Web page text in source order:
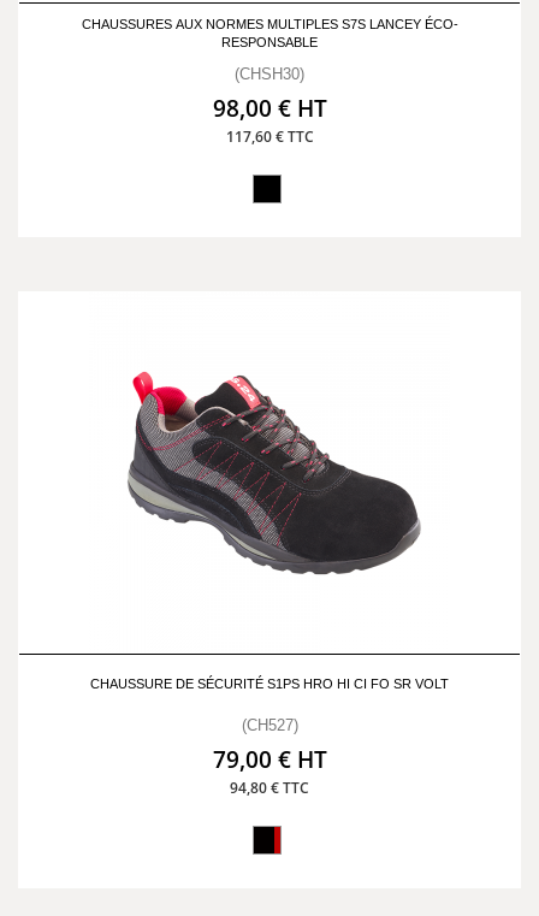
CHAUSSURES AUX NORMES MULTIPLES S7S LANCEY ÉCO-
RESPONSABLE
(CHSH30)
98,00 € HT
117,60 € TTC
CHAUSSURE DE SÉCURITÉ S1PS HRO HI CI FO SR VOLT
(CH527)
79,00 € HT
94,80 € TTC